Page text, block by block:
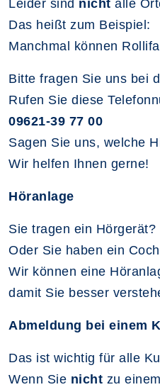
Leider sind nicht alle
Das heißt zum Beispiel:
Manchmal können
Bitte fragen Sie uns bei
Rufen Sie diese
09621-39 77 00
Sagen Sie uns, welche
Wir helfen Ihnen gerne!
Höranlage
Sie tragen ein Hörgerät?
Oder Sie haben ein
Wir können eine
damit Sie besser
Abmeldung bei einem
Das ist wichtig für alle
Wenn Sie nicht zu